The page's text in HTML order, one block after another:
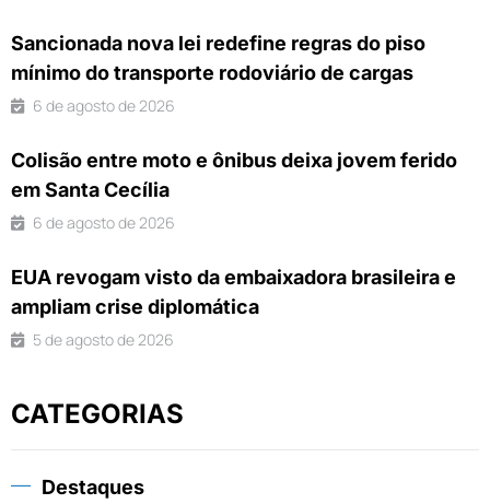
Sancionada nova lei redefine regras do piso
mínimo do transporte rodoviário de cargas
6 de agosto de 2026
Colisão entre moto e ônibus deixa jovem ferido
em Santa Cecília
6 de agosto de 2026
EUA revogam visto da embaixadora brasileira e
ampliam crise diplomática
5 de agosto de 2026
CATEGORIAS
Destaques